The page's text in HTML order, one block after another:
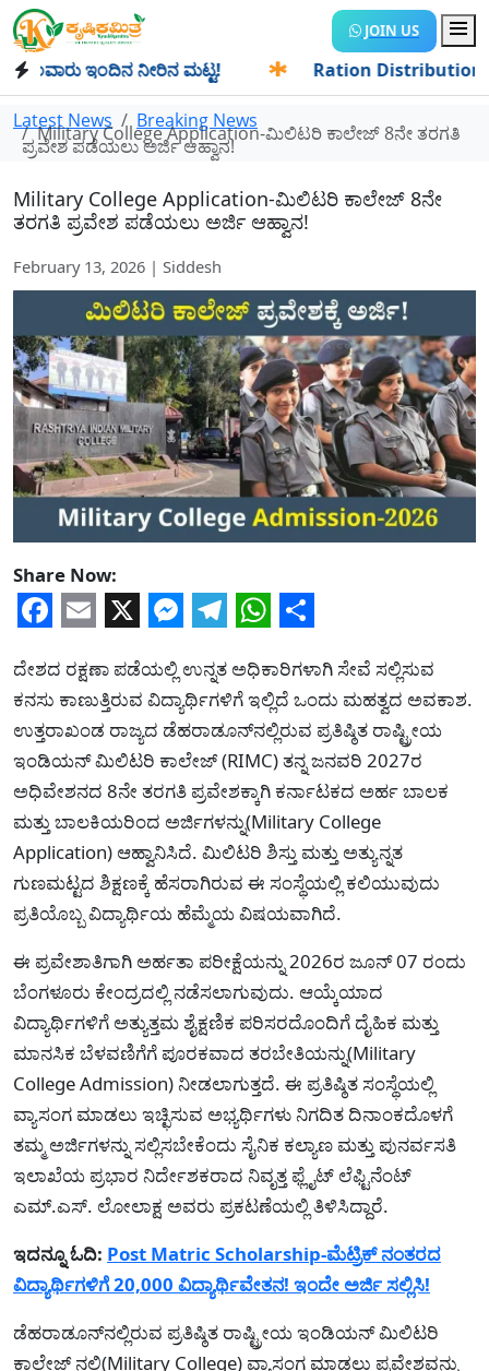
JOIN US
ಇಂದಿನ ನೀರಿನ ಮಟ್ಟ! ✱ Ration Distribution-
Latest News Breaking News
Military College Application-ಮಿಲಿಟರಿ ಕಾಲೇಜ್ 8ನೇ ತರಗತಿ
ಪ್ರವೇಶ ಪಡೆಯಲು ಅರ್ಜಿ ಆಹ್ವಾನ!
Military College Application-ಮಿಲಿಟರಿ ಕಾಲೇಜ್ 8ನೇ
ತರಗತಿ ಪ್ರವೇಶ ಪಡೆಯಲು ಅರ್ಜಿ ಆಹ್ವಾನ!
February 13, 2026 | Siddesh
Share Now:
Facebook
Email
X Messenger
Telegram
WhatsApp
Share
ದೇಶದ ರಕ್ಷಣಾ ಪಡೆಯಲ್ಲಿ ಉನ್ನತ ಅಧಿಕಾರಿಗಳಾಗಿ ಸೇವೆ ಸಲ್ಲಿಸುವ
ಕನಸು ಕಾಣುತ್ತಿರುವ ವಿದ್ಯಾರ್ಥಿಗಳಿಗೆ ಇಲ್ಲಿದೆ ಒಂದು ಮಹತ್ವದ ಅವಕಾಶ.
ಉತ್ತರಾಖಂಡ ರಾಜ್ಯದ ಡೆಹರಾಡೂನ್‌ನಲ್ಲಿರುವ ಪ್ರತಿಷ್ಠಿತ ರಾಷ್ಟ್ರೀಯ
ಇಂಡಿಯನ್ ಮಿಲಿಟರಿ ಕಾಲೇಜ್ (RIMC) ತನ್ನ ಜನವರಿ 2027ರ
ಅಧಿವೇಶನದ 8ನೇ ತರಗತಿ ಪ್ರವೇಶಕ್ಕಾಗಿ ಕರ್ನಾಟಕದ ಅರ್ಹ ಬಾಲಕ
ಮತ್ತು ಬಾಲಕಿಯರಿಂದ ಅರ್ಜಿಗಳನ್ನು(Military College
Application) ಆಹ್ವಾನಿಸಿದೆ. ಮಿಲಿಟರಿ ಶಿಸ್ತು ಮತ್ತು ಅತ್ಯುನ್ನತ
ಗುಣಮಟ್ಟದ ಶಿಕ್ಷಣಕ್ಕೆ ಹೆಸರಾಗಿರುವ ಈ ಸಂಸ್ಥೆಯಲ್ಲಿ ಕಲಿಯುವುದು
ಪ್ರತಿಯೊಬ್ಬ ವಿದ್ಯಾರ್ಥಿಯ ಹೆಮ್ಮೆಯ ವಿಷಯವಾಗಿದೆ.
ಈ ಪ್ರವೇಶಾತಿಗಾಗಿ ಅರ್ಹತಾ ಪರೀಕ್ಷೆಯನ್ನು 2026ರ ಜೂನ್ 07 ರಂದು
ಬೆಂಗಳೂರು ಕೇಂದ್ರದಲ್ಲಿ ನಡೆಸಲಾಗುವುದು. ಆಯ್ಕೆಯಾದ
ವಿದ್ಯಾರ್ಥಿಗಳಿಗೆ ಅತ್ಯುತ್ತಮ ಶೈಕ್ಷಣಿಕ ಪರಿಸರದೊಂದಿಗೆ ದೈಹಿಕ ಮತ್ತು
ಮಾನಸಿಕ ಬೆಳವಣಿಗೆಗೆ ಪೂರಕವಾದ ತರಬೇತಿಯನ್ನು(Military
College Admission) ನೀಡಲಾಗುತ್ತದೆ. ಈ ಪ್ರತಿಷ್ಠಿತ ಸಂಸ್ಥೆಯಲ್ಲಿ
ವ್ಯಾಸಂಗ ಮಾಡಲು ಇಚ್ಛಿಸುವ ಅಭ್ಯರ್ಥಿಗಳು ನಿಗದಿತ ದಿನಾಂಕದೊಳಗೆ
ತಮ್ಮ ಅರ್ಜಿಗಳನ್ನು ಸಲ್ಲಿಸಬೇಕೆಂದು ಸೈನಿಕ ಕಲ್ಯಾಣ ಮತ್ತು ಪುನರ್ವಸತಿ
ಇಲಾಖೆಯ ಪ್ರಭಾರ ನಿರ್ದೇಶಕರಾದ ನಿವೃತ್ತ ಫ್ಲೈಟ್ ಲೆಫ್ಟಿನೆಂಟ್
ಎಮ್.ಎಸ್. ಲೋಲಾಕ್ಷ ಅವರು ಪ್ರಕಟಣೆಯಲ್ಲಿ ತಿಳಿಸಿದ್ದಾರೆ.
ಇದನ್ನೂ ಓದಿ: Post Matric Scholarship-ಮೆಟ್ರಿಕ್ ನಂತರದ
ವಿದ್ಯಾರ್ಥಿಗಳಿಗೆ 20,000 ವಿದ್ಯಾರ್ಥಿವೇತನ! ಇಂದೇ ಅರ್ಜಿ ಸಲ್ಲಿಸಿ!
ಡೆಹರಾಡೂನ್‌ನಲ್ಲಿರುವ ಪ್ರತಿಷ್ಠಿತ ರಾಷ್ಟ್ರೀಯ ಇಂಡಿಯನ್ ಮಿಲಿಟರಿ
ಕಾಲೇಜ್ ನಲ್ಲಿ(Military College) ವ್ಯಾಸಂಗ ಮಾಡಲು ಪ್ರವೇಶವನ್ನು